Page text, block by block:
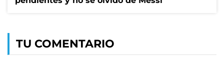
TU COMENTARIO